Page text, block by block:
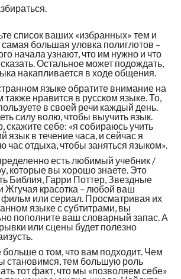
список ваших «избранных» тем и
большая уловка полиглотов –
начала узнают, что им нужно и что
Остальное может подождать,
накапливается в ходе общения.
языке обратите внимание на
также нравится в русском языке. То,
в своей речи каждый день.
силу волю, чтобы выучить язык.
скажите себе: «я собираюсь учить
язык в течение часа, и сейчас я
час отдыха, чтобы заняться языком».
есть любимый учебник /
которые вы хорошо знаете. Это
Библия, Гарри Поттер, Звездные
Жгучая красотка – любой ваш
или сериал. Просматривая их
языке с субтитрами, вы
пополните ваш словарный запас. А
или сцены будет полезно
больше о том, что вам подходит. Чем
становимся, тем большую роль
тот факт, что мы «позволяем себе»